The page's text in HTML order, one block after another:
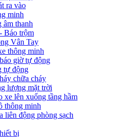
ra vào
minh
âm thanh
Báo trộm
Vân Tay
thông minh
giờ tự động
tự động
chữa cháy
lượng mặt trời
xe lên xuống tầng hầm
thông minh
liên động phòng sạch
bị